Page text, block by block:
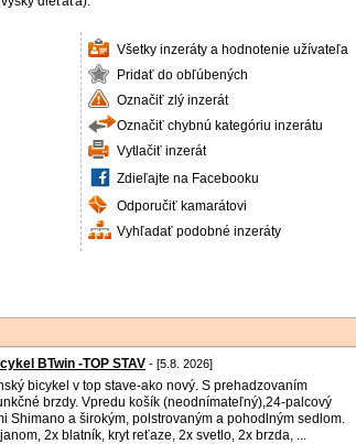
Všetky inzeráty a hodnotenie užívateľa
Pridať do obľúbených
Označiť zlý inzerát
Označiť chybnú kategóriu inzerátu
Vytlačiť inzerát
Zdieľajte na Facebooku
Odporučiť kamarátovi
Vyhľadať podobné inzeráty
BTwin -TOP STAV - [5.8. 2026]
bicykel v top stave-ako nový. S prehadzovaním
brzdy. Vpredu košík (neodnímateľný),24-palcový
Shimano a širokým, polstrovaným a pohodlným sedlom.
2x blatník, kryt reťaze, 2x svetlo, 2x brzda, ...